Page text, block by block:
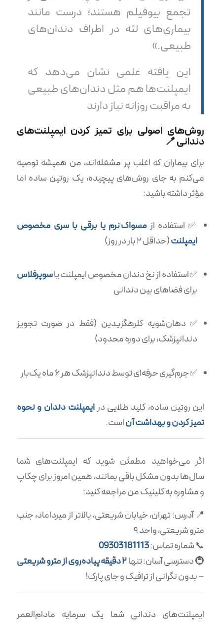
تجمع بیوفیلم هستند؛ درست مانند
بیماری‌های لثه در اطراف دندان‌های
طبیعی.»
این یافته علمی نشان می‌دهد که
ایمپلنت‌ها هم مثل دندان‌های طبیعی
به مراقبت روزانه نیاز دارند
روش‌های اصولی برای تمیز کردن ایمپلنت‌های
دندانی 🪥
برای بیماران که اغلب پر مشغله‌اند، من همیشه توصیه
می‌کنم به جای روش‌های پیچیده، یک روتین ساده اما
مؤثر داشته باشید:
✅ استفاده از مسواک نرم یا برقی با سری مخصوص
ایمپلنت(حداقل ۲ بار در روز)
✅ استفاده از نخ دندان مخصوص ایمپلنت یاسوپرفلاس
برای فضاهای بین دندانی
✅ دهان‌شویه کلرهگزیدین (فقط در صورت تجویز
دندانپزشک، برای دوره محدود)
✅ جرم‌گیری حرفه‌ای توسط دندانپزشک هر ۶ ماه یک‌بار
این روتین ساده، کلید طلایی درایمپلنت دندان و نحوه
تمیز کردن و بهداشت آناست.
اگر می‌خواهید مطمئن شوید که ایمپلنت‌های شما
سال‌ها بدون مشکل باقی بمانند، همین امروز برای چکاپ
و مشاوره به کلینیک من مراجعه کنید:
📍 آدرس: تهران، خیابان شریعتی، بالاتر از میرداماد، جنب
مترو شریعتی، واحد ۹
📞 شماره تماس:09303181113
🚇 دسترسی آسان: تنها۲ دقیقه پیاده‌روی از مترو شریعتی
– بدون نگرانی از ترافیک و جای پارک!
ایمپلنت‌های دندانی شما یک سرمایه مادام‌العمر